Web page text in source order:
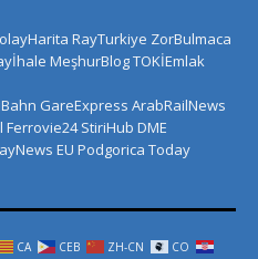
RayTurkiye ZorBulmaca
MeşhurBlogTOKİEmlak
GareExpress ArabRailNews
Ferrovie24 StiriHub DME
EU Podgorica Today
CA CEB ZH-CN
CO